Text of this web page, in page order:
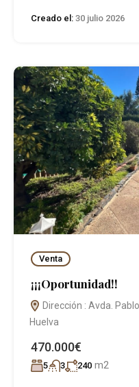
Creado el: 30 julio 2026
Venta
¡¡¡Oportunidad!!
Dirección : Avda.
Huelva
470.000€
5 3 240 m2